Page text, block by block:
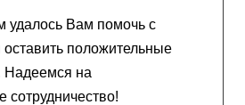
удалось Вам помочь с
оставить положительные
Надеемся на
сотрудничество!